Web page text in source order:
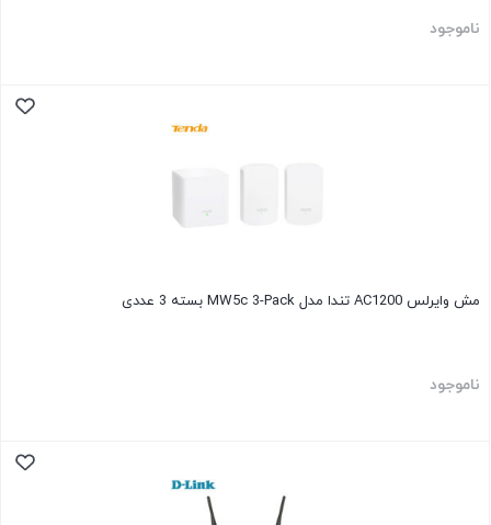
ناموجود
مش وایرلس AC1200 تندا مدل MW5c 3-Pack بسته 3 عددی
ناموجود